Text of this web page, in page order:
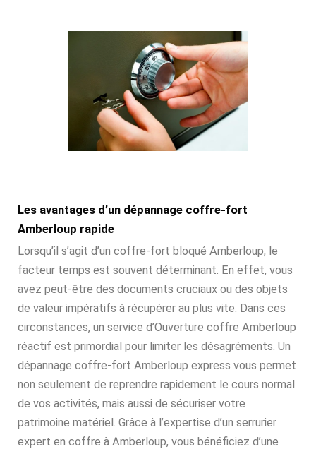
Les avantages d’un dépannage coffre-fort
Amberloup rapide
Lorsqu’il s’agit d’un coffre-fort bloqué Amberloup, le
facteur temps est souvent déterminant. En effet, vous
avez peut-être des documents cruciaux ou des objets
de valeur impératifs à récupérer au plus vite. Dans ces
circonstances, un service d’Ouverture coffre Amberloup
réactif est primordial pour limiter les désagréments. Un
dépannage coffre-fort Amberloup express vous permet
non seulement de reprendre rapidement le cours normal
de vos activités, mais aussi de sécuriser votre
patrimoine matériel. Grâce à l’expertise d’un serrurier
expert en coffre à Amberloup, vous bénéficiez d’une